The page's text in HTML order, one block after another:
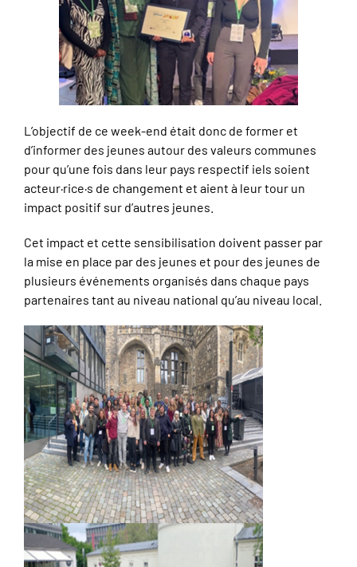
L’objectif de ce week-end était donc de former et
d’informer des jeunes autour des valeurs communes
pour qu’une fois dans leur pays respectif iels soient
acteur·rice·s de changement et aient à leur tour un
impact positif sur d’autres jeunes.
Cet impact et cette sensibilisation doivent passer par
la mise en place par des jeunes et pour des jeunes de
plusieurs événements organisés dans chaque pays
partenaires tant au niveau national qu’au niveau local.